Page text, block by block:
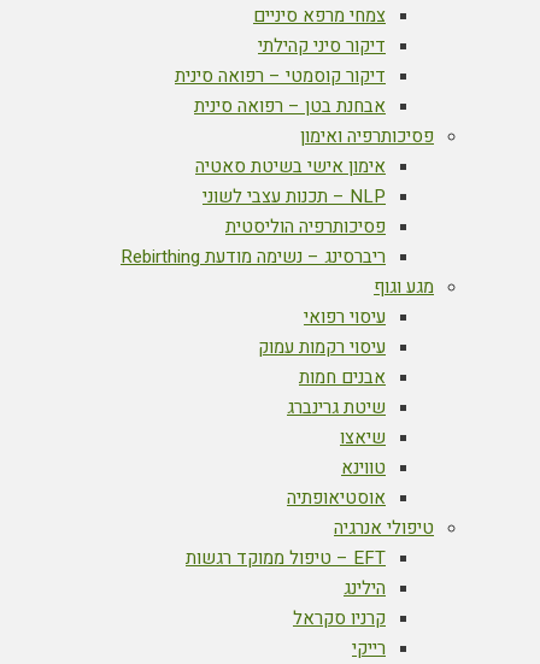
צמחי מרפא סיניים
דיקור סיני קהילתי
דיקור קוסמטי – רפואה סינית
אבחנת בטן – רפואה סינית
פסיכותרפיה ואימון
אימון אישי בשיטת סאטיה
NLP – תכנות עצבי לשוני
פסיכותרפיה הוליסטית
ריברסינג – נשימה מודעת Rebirthing
מגע וגוף
עיסוי רפואי
עיסוי רקמות עמוק
אבנים חמות
שיטת גרינברג
שיאצו
טווינא
אוסטיאופתיה
טיפולי אנרגיה
EFT – טיפול ממוקד רגשות
הילינג
קרניו סקראל
רייקי